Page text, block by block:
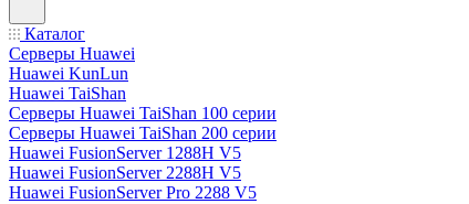
Каталог
Серверы Huawei
Huawei KunLun
Huawei TaiShan
Серверы Huawei TaiShan 100 серии
Серверы Huawei TaiShan 200 серии
Huawei FusionServer 1288H V5
Huawei FusionServer 2288H V5
Huawei FusionServer Pro 2288 V5